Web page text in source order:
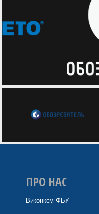
ПРО НАС
Виконком ФБУ